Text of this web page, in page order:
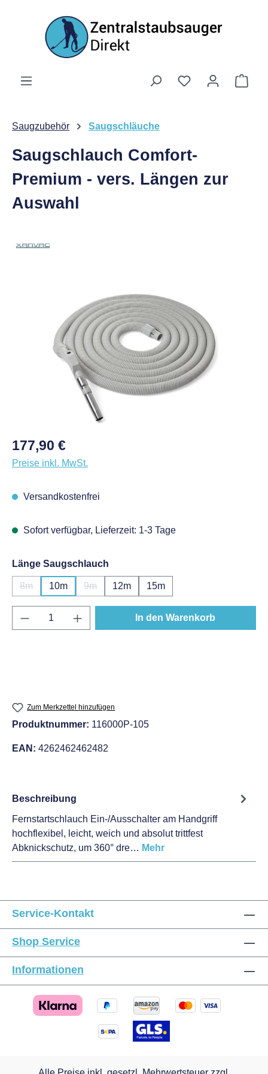
Zum Hauptinhalt springen
Saugzubehör Saugschläuche
Saugschlauch Comfort-
Premium - vers. Längen zur
Auswahl
Bildergalerie überspringen
Regulärer Preis:
177,90 €
Preise inkl. MwSt.
Versandkostenfrei
Sofort verfügbar, Lieferzeit: 1-3 Tage
Länge Saugschlauch
8m
(Diese Option ist zurzeit nicht verfügbar.)
10m 9m 12m 15m
Produkt Anzahl: Gib den gewünschten
In den Warenkorb
Zum Merkzettel hinzufügen
Produktnummer: 116000P-105
EAN: 4262462462482
Beschreibung
Fernstartschlauch Ein-/Ausschalter am Handgriff
hochflexibel, leicht, weich und absolut trittfest
Abknickschutz, um 360° dre… Mehr
Service-Kontakt
Shop Service
Informationen